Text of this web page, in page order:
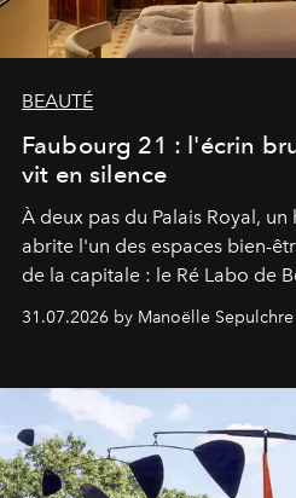
BEAUTÉ
Faubourg 21 : l'écrin
vit en silence
À deux pas du Palais Royal,
abrite l'un des espaces bien-
de la capitale : le Ré Labo de
31.07.2026 by Manoëlle Sepulchre